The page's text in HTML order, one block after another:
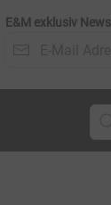
E&M exklusiv